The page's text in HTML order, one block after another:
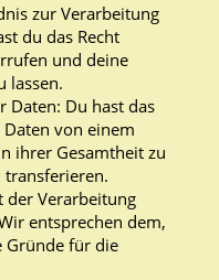
zur Verarbeitung
du das Recht
und deine
lassen.
Daten: Du hast das
von einem
ihrer Gesamtheit zu
der Verarbeitung
entsprechen dem,
Gründe für die